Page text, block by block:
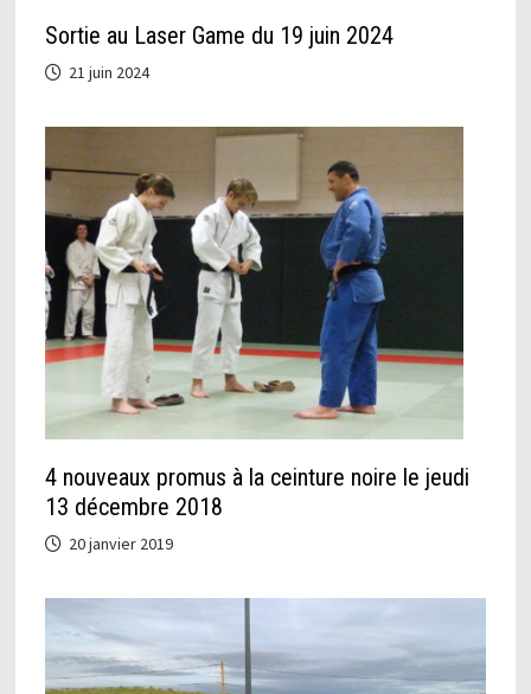
Sortie au Laser Game du 19 juin 2024
21 juin 2024
4 nouveaux promus à la ceinture noire le jeudi
13 décembre 2018
20 janvier 2019